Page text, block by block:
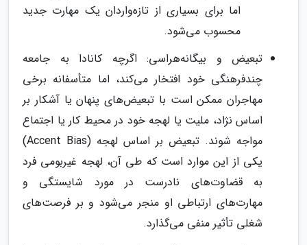
اما برای بسیاری از تازه‌واردان یک مهارت جدید
محسوب می‌شود.
تبعیض و بیگانه‌هراسی: اگرچه کانادا به جامعه
چندفرهنگی خود افتخار می‌کند، اما متأسفانه برخی
مهاجران ممکن است با تبعیض‌های پنهان یا آشکار بر
اساس نژاد، ملیت یا لهجه خود در محیط کار یا اجتماع
مواجه شوند. تبعیض بر اساس لهجه (Accent Bias)
یکی از این موارد است که طی آن، لهجه غیربومی فرد
به قضاوت‌های نادرست در مورد شایستگی و
مهارت‌های ارتباطی او منجر می‌شود و بر فرصت‌های
شغلی تأثیر منفی می‌گذارد.